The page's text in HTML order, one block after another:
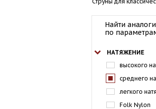
Найти аналоги
по
НАТЯЖЕНИЕ
высокого
среднего
легкого
Folk Nylon